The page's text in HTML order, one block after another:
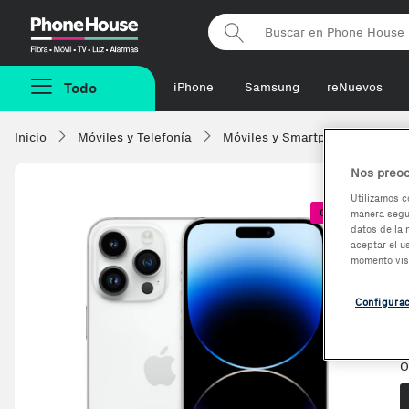
Phonehouse
Todo iPhone Samsung reNuevos
Inicio Móviles y Telefonía Móviles y Smartphones
Coste + 1€
Nos
Utilizamos
manera
datos de la
aceptar el
momento